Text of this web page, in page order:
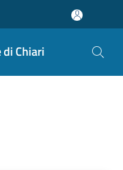
Chiari